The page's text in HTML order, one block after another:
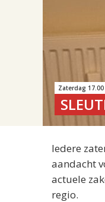
Zaterdag
Iedere
aandacht
actuele
regio.